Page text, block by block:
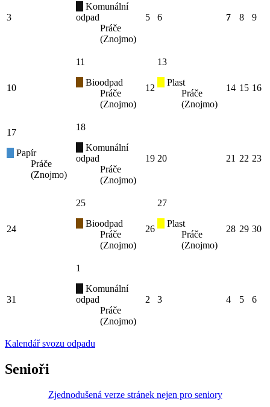
3
Komunální
odpad
Práče
(Znojmo)
5 6 7 8 9
10
11
Bioodpad
Práče
(Znojmo)
12
13
Plast
Práče
(Znojmo)
14 15 16
17
Papír
Práče
(Znojmo)
18
Komunální
odpad
Práče
(Znojmo)
19 20 21 22 23
24
25
Bioodpad
Práče
(Znojmo)
26
27
Plast
Práče
(Znojmo)
28 29 30
31
1
Komunální
odpad
Práče
(Znojmo)
2 3 4 5 6
Kalendář svozu odpadu
Senioři
Zjednodušená verze stránek nejen pro seniory